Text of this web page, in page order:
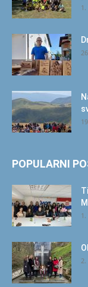
POPULARNI